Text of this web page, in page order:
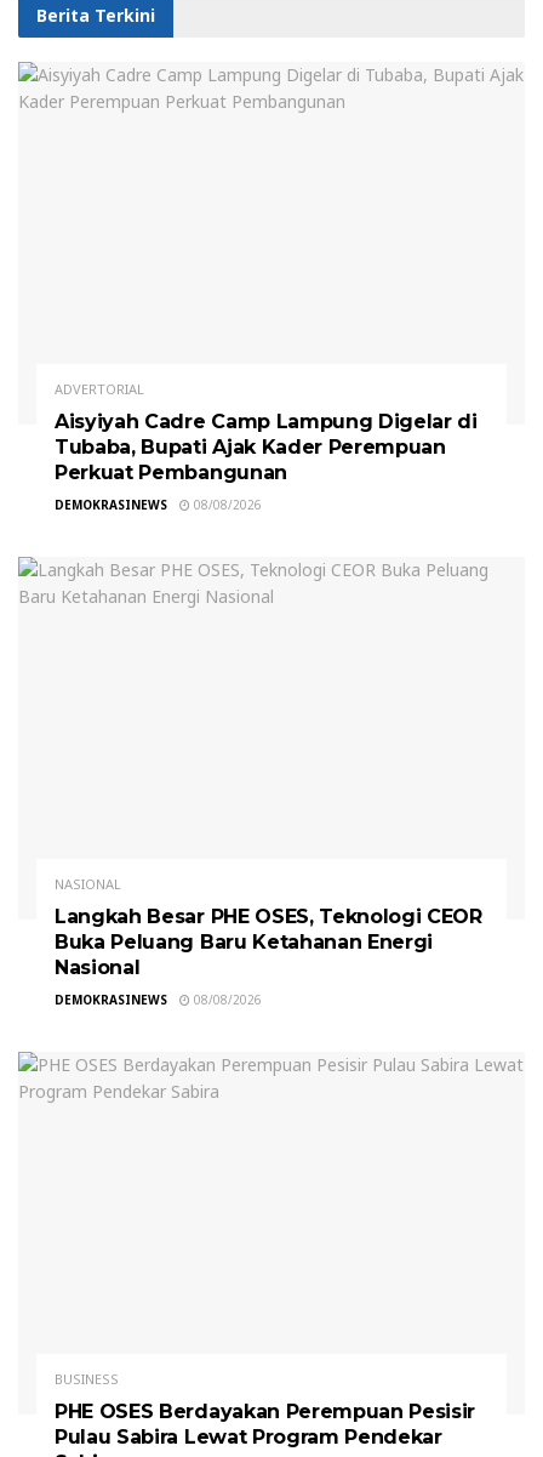
Berita Terkini
ADVERTORIAL
Aisyiyah Cadre Camp Lampung Digelar di
Tubaba, Bupati Ajak Kader Perempuan
Perkuat Pembangunan
DEMOKRASINEWS 08/08/2026
NASIONAL
Langkah Besar PHE OSES, Teknologi CEOR
Buka Peluang Baru Ketahanan Energi
Nasional
DEMOKRASINEWS 08/08/2026
BUSINESS
PHE OSES Berdayakan Perempuan Pesisir
Pulau Sabira Lewat Program Pendekar